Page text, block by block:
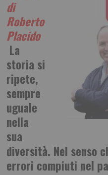
di
Roberto
Placido
La
storia si
ripete,
sempre
uguale
nella
sua
diversità. Nel senso
errori compiuti nel